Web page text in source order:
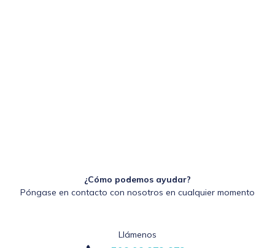
¿Cómo podemos ayudar?
Póngase en contacto con nosotros en cualquier momento
Llámenos